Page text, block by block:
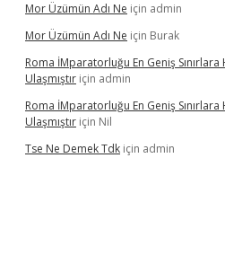
Mor Üzümün Adı Ne için admin
Mor Üzümün Adı Ne için Burak
Roma İMparatorluğu En Geniş
Ulaşmıştır için admin
Roma İMparatorluğu En Geniş
Ulaşmıştır için Nil
Tse Ne Demek Tdk için admin